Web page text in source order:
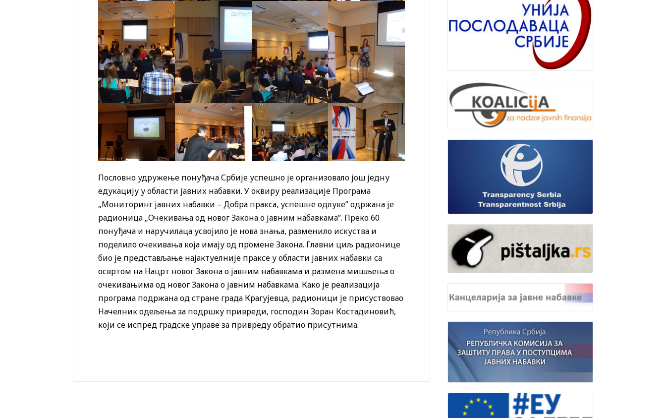
Пословно удружење понуђача Србије успешно је организовало још једну
едукацију у области јавних набавки. У оквиру реализације Програма
„Мониторинг јавних набавки – Добра пракса, успешне одлуке” одржана је
радионица „Очекивања од новог Закона о јавним набавкама”. Преко 60
понуђача и наручилаца усвојило је нова знања, разменило искуства и
поделило очекивања која имају од промене Закона. Главни циљ радионице
био је представљање најактуелније праксе у области јавних набавки са
освртом на Нацрт новог Закона о јавним набавкама и размена мишљења о
очекивањима од новог Закона о јавним набавкама. Како је реализација
програма подржана од стране града Крагујевца, радионици је присуствовао
Начелник одељења за подршку привреди, господин Зоран Костадиновић,
који се испред градске управе за привреду обратио присутнима.